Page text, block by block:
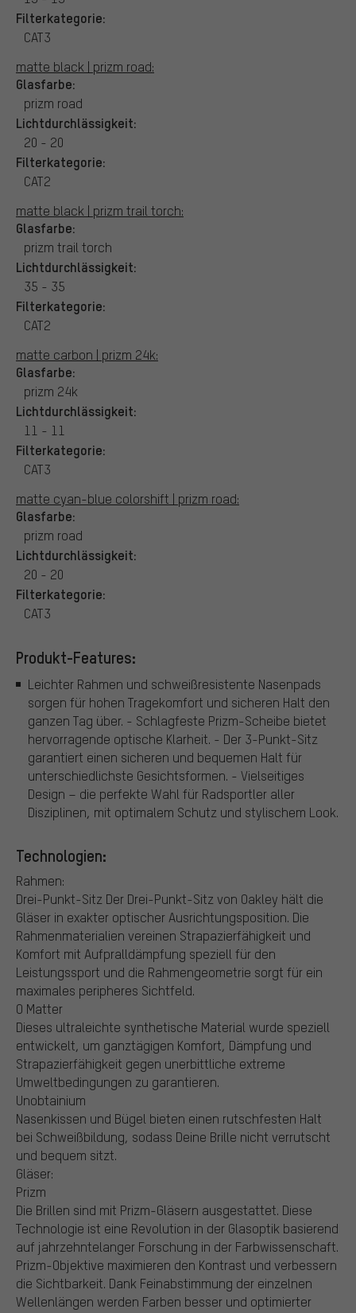
Filterkategorie:
CAT3
matte black | prizm road:
Glasfarbe:
prizm road
Lichtdurchlässigkeit:
20 - 20
Filterkategorie:
CAT2
matte black | prizm trail torch:
Glasfarbe:
prizm trail torch
Lichtdurchlässigkeit:
35 - 35
Filterkategorie:
CAT2
matte carbon | prizm 24k:
Glasfarbe:
prizm 24k
Lichtdurchlässigkeit:
11 - 11
Filterkategorie:
CAT3
matte cyan-blue colorshift | prizm road:
Glasfarbe:
prizm road
Lichtdurchlässigkeit:
20 - 20
Filterkategorie:
CAT3
Produkt-Features:
Leichter Rahmen und schweißresistente Nasenpads
sorgen für hohen Tragekomfort und sicheren Halt den
ganzen Tag über. - Schlagfeste Prizm-Scheibe bietet
hervorragende optische Klarheit. - Der 3-Punkt-Sitz
garantiert einen sicheren und bequemen Halt für
unterschiedlichste Gesichtsformen. - Vielseitiges
Design – die perfekte Wahl für Radsportler aller
Disziplinen, mit optimalem Schutz und stylischem Look.
Technologien:
Rahmen:
Drei-Punkt-Sitz Der Drei-Punkt-Sitz von Oakley hält die
Gläser in exakter optischer Ausrichtungsposition. Die
Rahmenmaterialien vereinen Strapazierfähigkeit und
Komfort mit Aufpralldämpfung speziell für den
Leistungssport und die Rahmengeometrie sorgt für ein
maximales peripheres Sichtfeld.
O Matter
Dieses ultraleichte synthetische Material wurde speziell
entwickelt, um ganztägigen Komfort, Dämpfung und
Strapazierfähigkeit gegen unerbittliche extreme
Umweltbedingungen zu garantieren.
Unobtainium
Nasenkissen und Bügel bieten einen rutschfesten Halt
bei Schweißbildung, sodass Deine Brille nicht verrutscht
und bequem sitzt.
Gläser:
Prizm
Die Brillen sind mit Prizm-Gläsern ausgestattet. Diese
Technologie ist eine Revolution in der Glasoptik basierend
auf jahrzehntelanger Forschung in der Farbwissenschaft.
Prizm-Objektive maximieren den Kontrast und verbessern
die Sichtbarkeit. Dank Feinabstimmung der einzelnen
Wellenlängen werden Farben besser und optimierter